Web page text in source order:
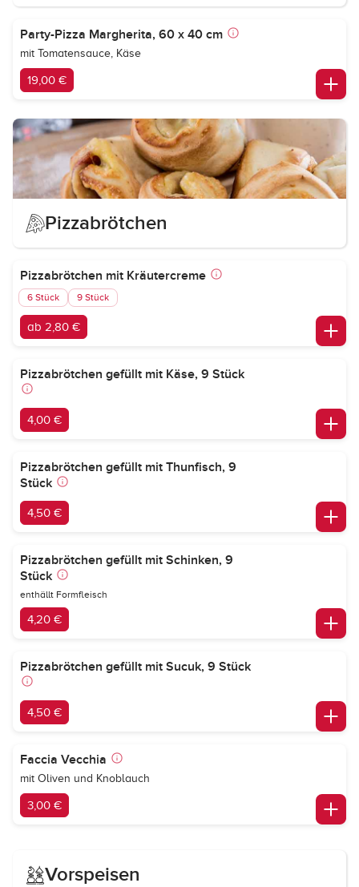
Party-Pizza Margherita, 60 x 40 cm
mit Tomatensauce, Käse
19,00 €
Pizzabrötchen
Pizzabrötchen mit Kräutercreme
6 Stück 9 Stück
ab 2,80 €
Pizzabrötchen gefüllt mit Käse, 9 Stück
4,00 €
Pizzabrötchen gefüllt mit Thunfisch, 9
Stück
4,50 €
Pizzabrötchen gefüllt mit Schinken, 9
Stück
enthällt Formfleisch
4,20 €
Pizzabrötchen gefüllt mit Sucuk, 9 Stück
4,50 €
Faccia Vecchia
mit Oliven und Knoblauch
3,00 €
Vorspeisen